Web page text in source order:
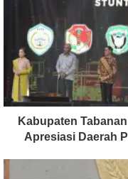
Kabupaten
Apresiasi Daerah